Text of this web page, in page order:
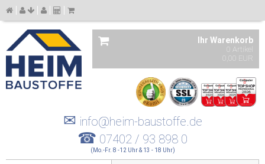
Ihr Warenkorb
0 Artikel
0,00 EUR
✉ info@heim-baustoffe.de
☎ 07402 / 93 898 0
(Mo.-Fr. 8 -12 Uhr & 13 - 18 Uhr)